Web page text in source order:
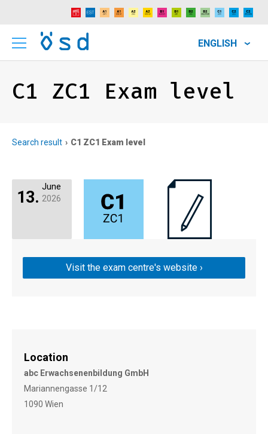
ENGLISH
C1 ZC1 Exam level
Search result C1 ZC1 Exam level
13.
June
2026
Visit the exam centre's website ›
Location
abc Erwachsenenbildung GmbH
Mariannengasse 1/12
1090 Wien